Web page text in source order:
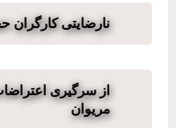
نارضایتی
از سرگیری
مریوان